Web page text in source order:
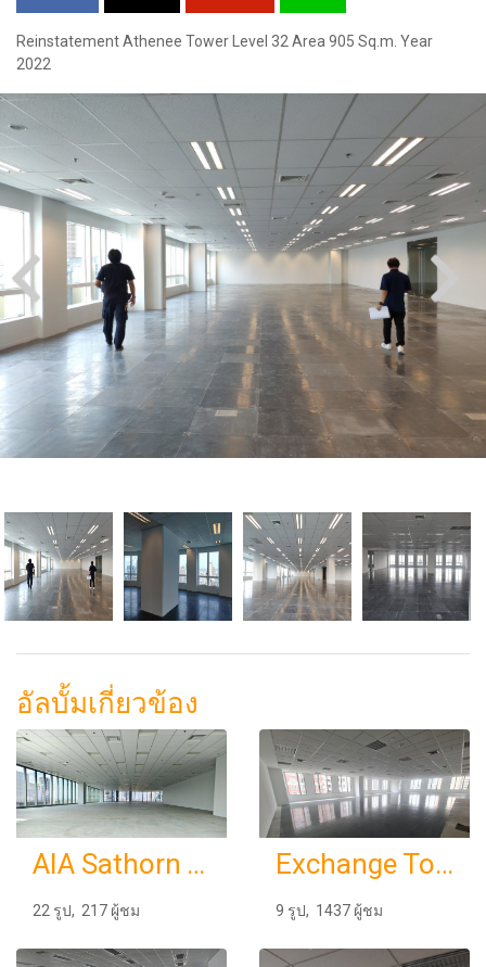
Reinstatement Athenee Tower Level 32 Area 905 Sq.m. Year
2022
อัลบั้มเกี่ยวข้อง
AIA Sathorn Towert
22 รูป, 217 ผู้ชม
Exchange Tower Level 11, 18
9 รูป, 1437 ผู้ชม